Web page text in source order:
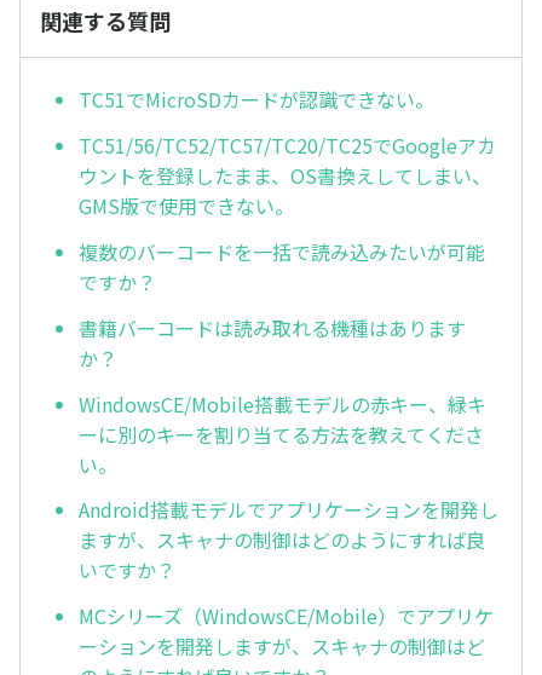
関連する質問
TC51でMicroSDカードが認識できない。
TC51/56/TC52/TC57/TC20/TC25でGoogleアカ
ウントを登録したまま、OS書換えしてしまい、
GMS版で使用できない。
複数のバーコードを一括で読み込みたいが可能
ですか？
書籍バーコードは読み取れる機種はあります
か？
WindowsCE/Mobile搭載モデルの赤キー、緑キ
ーに別のキーを割り当てる方法を教えてくださ
い。
Android搭載モデルでアプリケーションを開発し
ますが、スキャナの制御はどのようにすれば良
いですか？
MCシリーズ（WindowsCE/Mobile）でアプリケ
ーションを開発しますが、スキャナの制御はど